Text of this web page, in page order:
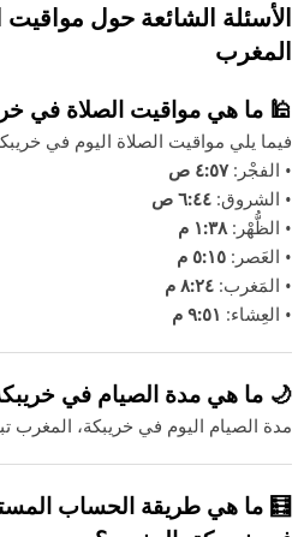
الأسئلة الشائعة حول مواقيت
المغرب
🕌 ما هي مواقيت الصلاة في
فيما يلي مواقيت الصلاة اليوم في
• الفجْر:٤:٥٧ ص
• الشروق: ٦:٤٤ ص
• الظُّهْر:١:٣٨ م
• العَصر: ٥:١٥ م
• المَغرب: ٨:٢٤ م
• العِشاء: ٩:٥١ م
🌙 ما هي مدة الصيام في
مدة الصيام اليوم في خريبكة، المغرب
🧮 ما هي طريقة الحساب